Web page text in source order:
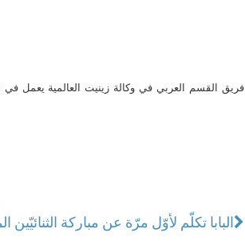
فريق القسم العربي في وكالة زينيت العالمية
البابا تكلّم لأوّل مرّة عن مباركة الثنائيّين